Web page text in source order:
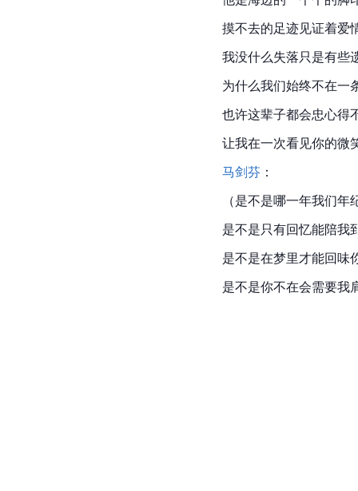
摸不去的足迹见证着爱
我没什么失落只是有些
为什么我们始终不在一
也许这辈子都会忠心得
让我在一次看见你的微
马剑芬 ：
（是不是哪一年我们年
是不是只有回忆能陪我
是不是在梦里才能回味
是不是你不在会需要我